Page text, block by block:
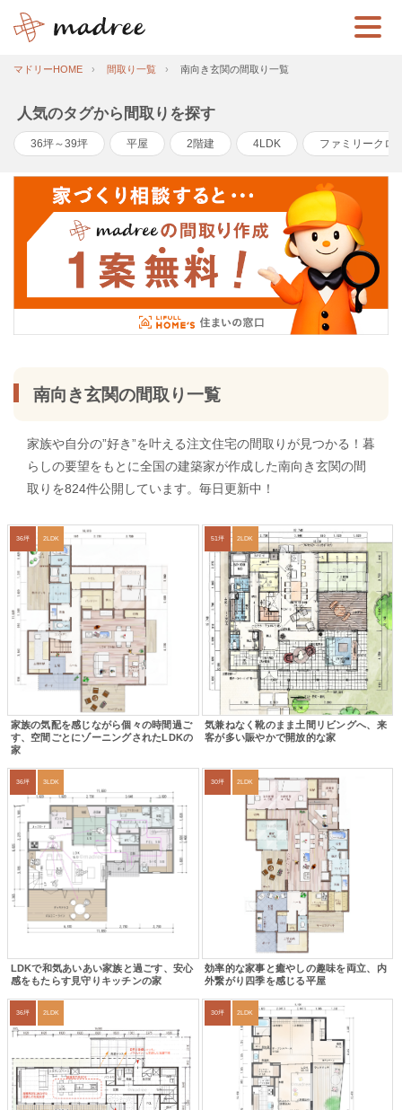
マドリーHOME 間取り一覧 南向き玄関の間取り一覧
人気のタグから間取りを探す
36坪～39坪 平屋 2階建 4LDK ファミリークロ
南向き玄関の間取り一覧
家族や自分の”好き”を叶える注文住宅の間取りが見つかる！暮
らしの要望をもとに全国の建築家が作成した南向き玄関の間
取りを824件公開しています。毎日更新中！
36坪 2LDK
家族の気配を感じながら個々の時間過ご
す、空間ごとにゾーニングされたLDKの
家
51坪 2LDK
気兼ねなく靴のまま土間リビングへ、来
客が多い賑やかで開放的な家
36坪 3LDK
LDKで和気あいあい家族と過ごす、安心
感をもたらす見守りキッチンの家
30坪 2LDK
効率的な家事と癒やしの趣味を両立、内
外繋がり四季を感じる平屋
36坪 2LDK 30坪 2LDK